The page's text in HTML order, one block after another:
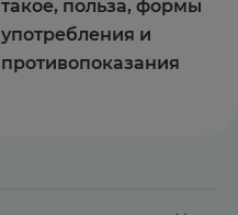
такое, польза, формы
употребления и
противопоказания